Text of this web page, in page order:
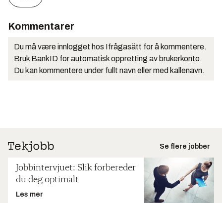
Kommentarer
Du må være innlogget hos Ifrågasätt for å kommentere.
Bruk BankID for automatisk oppretting av brukerkonto.
Du kan kommentere under fullt navn eller med kallenavn.
Se flere jobber
Jobbintervjuet: Slik forbereder
du deg optimalt
Les mer